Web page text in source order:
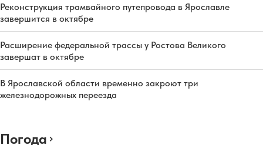
Реконструкция трамвайного путепровода в Ярославле
завершится в октябре
Расширение федеральной трассы у Ростова Великого
завершат в октябре
В Ярославской области временно закроют три
железнодорожных переезда
Погода